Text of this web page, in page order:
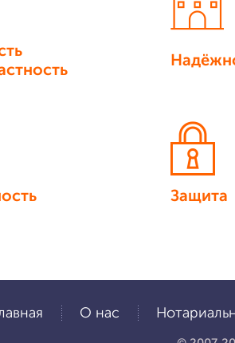
Защита
О нас